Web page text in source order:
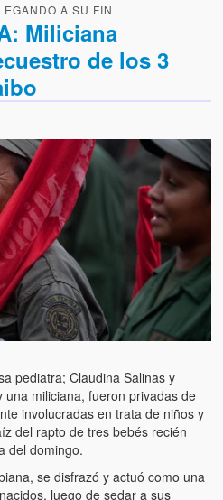
A SU FIN
Miliciana
de los 3
pediatra; Claudina Salinas y
miliciana, fueron privadas de
involucradas en trata de niños y
del rapto de tres bebés recién
del domingo.
se disfrazó y actuó como una
luego de sedar a sus